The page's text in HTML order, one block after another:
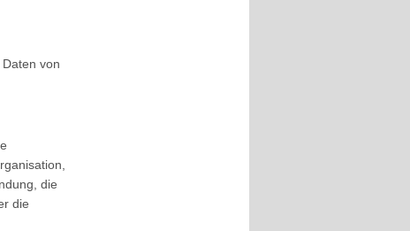
von
die
die